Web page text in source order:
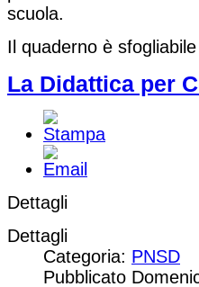
scuola.
Il quaderno è
La Didattica per
Dettagli
Dettagli
Categoria: PNSD
Pubblicato